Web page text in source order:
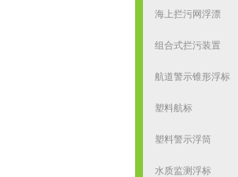
海上拦污网浮漂
组合式拦污装置
航道警示锥形浮标
塑料航标
塑料警示浮筒
水质监测浮标